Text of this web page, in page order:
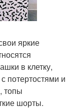
яркие
в клетку,
потертостями и
топы
шорты.